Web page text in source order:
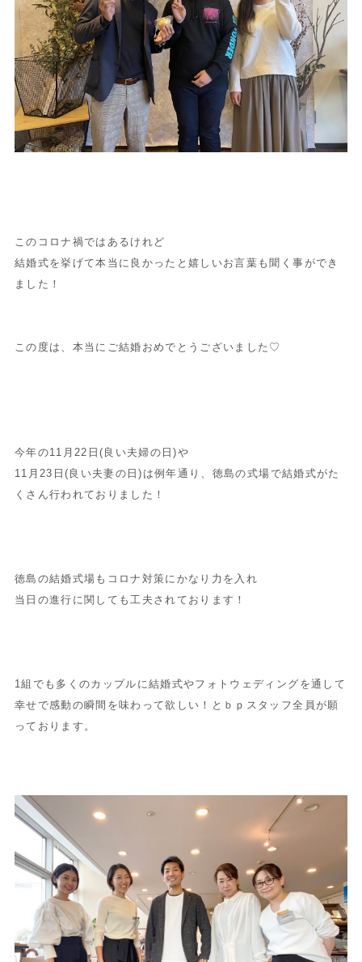
このコロナ禍ではあるけれど
結婚式を挙げて本当に良かったと嬉しいお言葉も聞く事ができ
ました！
この度は、本当にご結婚おめでとうございました♡
今年の11月22日(良い夫婦の日)や
11月23日(良い夫妻の日)は例年通り、徳島の式場で結婚式がた
くさん行われておりました！
徳島の結婚式場もコロナ対策にかなり力を入れ
当日の進行に関しても工夫されております！
1組でも多くのカップルに結婚式やフォトウェディングを通して
幸せで感動の瞬間を味わって欲しい！とｂｐスタッフ全員が願
っております。